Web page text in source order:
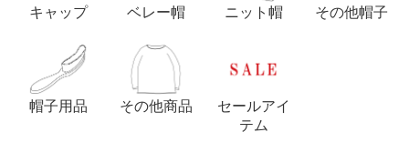
キャップ ベレー帽 ニット帽 その他帽子
帽子用品 その他商品
セールアイ
テム